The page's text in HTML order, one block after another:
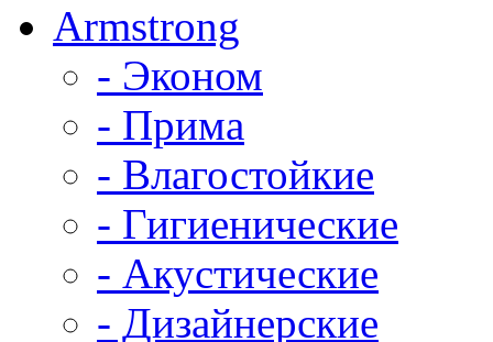
Armstrong
- Эконом
- Прима
- Влагостойкие
- Гигиенические
- Акустические
- Дизайнерские